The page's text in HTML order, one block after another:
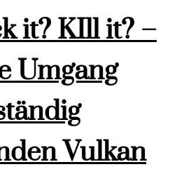
it? KIll it? –
Umgang
Vulkan